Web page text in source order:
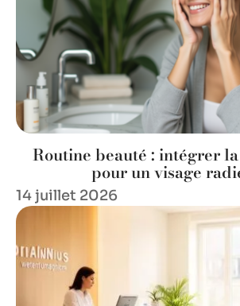
Routine beauté : intégrer
pour un visage
14 juillet 2026